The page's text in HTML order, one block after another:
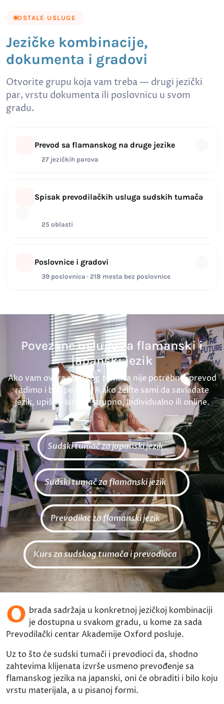
OSTALE USLUGE
Jezičke kombinacije,
dokumenta i gradovi
Otvorite grupu koja vam treba — drugi jezički
par, vrstu dokumenta ili poslovnicu u svom
gradu.
Prevod sa flamanskog na druge jezike
27 jezičkih parova
Spisak prevodilačkih usluga sudskih tumača
25 oblasti
Poslovnice i gradovi
39 poslovnica · 218 mesta bez poslovnice
Povezane usluge za flamanski i
japanski jezik
Ako vam overa sudskog tumača nije potrebna, prevod
radimo i bez pečata. A ako želite sami da savladate
jezik, upišite kurs — grupno, individualno ili online.
Sudski tumač za japanski jezik
Sudski tumač za flamanski jezik
Prevodilac za flamanski jezik
Kurs za sudskog tumača i prevodioca
O brada sadržaja u konkretnoj jezičkoj kombinaciji
je dostupna u svakom gradu, u kome za sada
Prevodilački centar Akademije Oxford posluje.
Uz to što će sudski tumači i prevodioci da, shodno
zahtevima klijenata izvrše usmeno prevođenje sa
flamanskog jezika na japanski, oni će obraditi i bilo koju
vrstu materijala, a u pisanoj formi.